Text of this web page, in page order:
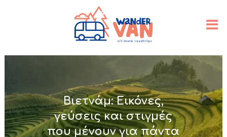
Βιετνάμ: Εικόνες,
γεύσεις και στιγμές
που μένουν για πάντα